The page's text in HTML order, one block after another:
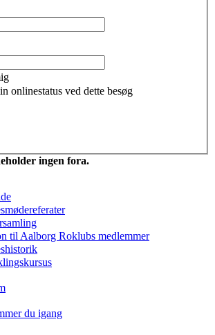
onlinestatus ved dette besøg
ingen fora.
til Aalborg Roklubs medlemmer
du igang